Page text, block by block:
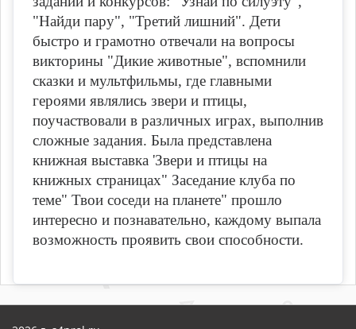
"Найди пару", "Третий лишний". Дети
быстро и грамотно отвечали на вопросы
викторины "Дикие животные", вспомнили
сказки и мультфильмы, где главными
героями являлись звери и птицы,
поучаствовали в различных играх, выполнив
сложные задания. Была представлена
книжная выставка 'Звери и птицы на
книжных страницах" Заседание клуба по
теме" Твои соседи на планете" прошло
интересно и познавательно, каждому выпала
возможность проявить свои способности.